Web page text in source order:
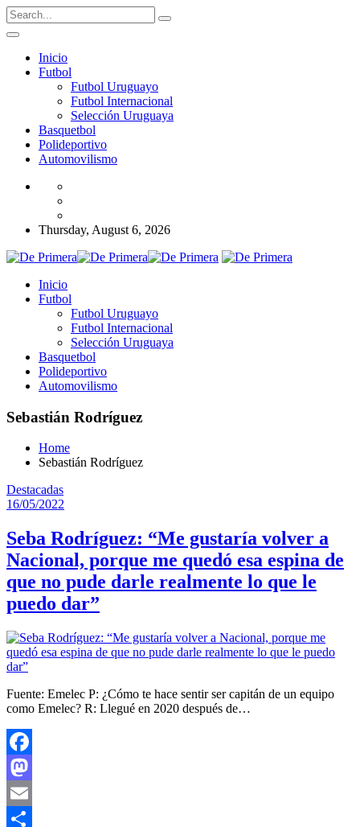
Inicio
Futbol
Futbol Uruguayo
Futbol Internacional
Selección Uruguaya
Basquetbol
Polideportivo
Automovilismo
Thursday, August 6, 2026
Inicio
Futbol
Futbol Uruguayo
Futbol Internacional
Selección Uruguaya
Basquetbol
Polideportivo
Automovilismo
Sebastián Rodríguez
Home
Sebastián Rodríguez
Destacadas
16/05/2022
Seba Rodríguez: “Me gustaría volver a
Nacional, porque me quedó esa espina de
que no pude darle realmente lo que le
puedo dar”
Fuente: Emelec P: ¿Cómo te hace sentir ser capitán de un equipo
como Emelec? R: Llegué en 2020 después de…
Facebook
Mastodon
Email